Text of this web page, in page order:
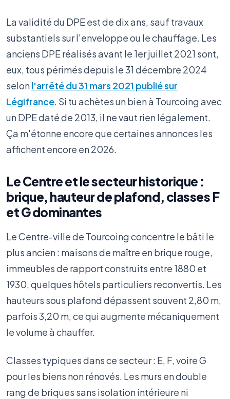
La validité du DPE est de dix ans, sauf travaux
substantiels sur l'enveloppe ou le chauffage. Les
anciens DPE réalisés avant le 1er juillet 2021 sont,
eux, tous périmés depuis le 31 décembre 2024
selonl'arrêté du 31 mars 2021 publié sur
Légifrance . Si tu achètes un bien à Tourcoing avec
un DPE daté de 2013, il ne vaut rien légalement.
Ça m'étonne encore que certaines annonces les
affichent encore en 2026.
Le Centre et le secteur historique :
brique, hauteur de plafond, classes F
et G dominantes
Le Centre-ville de Tourcoing concentre le bâti le
plus ancien : maisons de maître en brique rouge,
immeubles de rapport construits entre 1880 et
1930, quelques hôtels particuliers reconvertis. Les
hauteurs sous plafond dépassent souvent 2,80 m,
parfois 3,20 m, ce qui augmente mécaniquement
le volume à chauffer.
Classes typiques dans ce secteur : E, F, voire G
pour les biens non rénovés. Les murs en double
rang de briques sans isolation intérieure ni